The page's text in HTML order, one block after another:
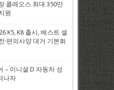
콜레오스 최대 350만
원
K5, K8 출시, 베스트 셀
·편의사양 대거 기본화
– 이니셜 D 자동차 성
나자